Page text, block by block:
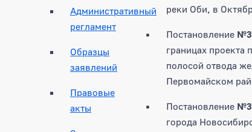
Административный
регламент
Образцы
заявлений
Правовые
акты
реки Оби, в
Постановление
границах проекта
полосой отвода
Первомайском
Постановление
города